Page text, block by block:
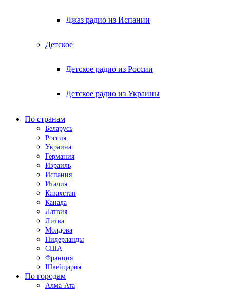
Джаз радио из Испании
Детское
Детское радио из России
Детское радио из Украины
По странам
Беларусь
Россия
Украина
Германия
Израиль
Испания
Италия
Казахстан
Канада
Латвия
Литва
Молдова
Нидерланды
США
Франция
Швейцария
По городам
Алма-Ата